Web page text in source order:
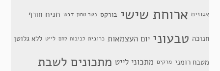
אגוזים ארוחת שישי בורקס בשר טחון דבש חגים חורף
חנוכה טבעוני יום העצמאות כרובית לביבות לחם לייט ללא גלוטן
מטבח רומני מרקים מתכוני לייט מתכונים לשבת